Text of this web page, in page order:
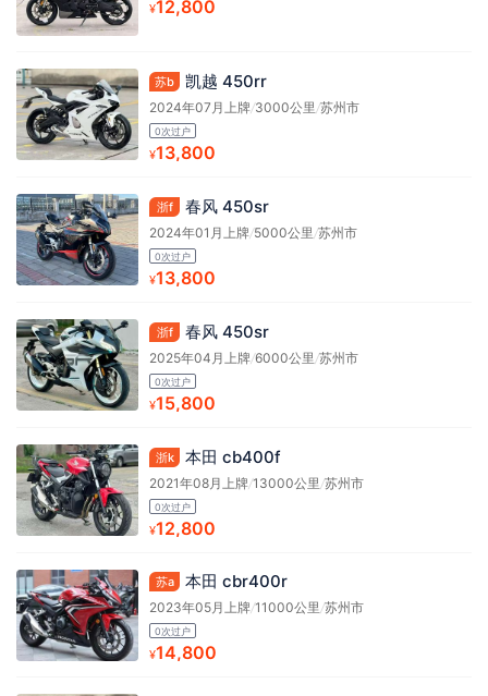
¥12,800
苏b 凯越 450rr
2024年07月上牌/3000公里 /苏州市
0次过户
¥13,800
浙f 春风 450sr
2024年01月上牌/5000公里 /苏州市
0次过户
¥13,800
浙f 春风 450sr
2025年04月上牌/6000公里 /苏州市
0次过户
¥15,800
浙k 本田 cb400f
2021年08月上牌/13000公里 /苏州市
0次过户
¥12,800
苏a 本田 cbr400r
2023年05月上牌/11000公里/苏州市
0次过户
¥14,800